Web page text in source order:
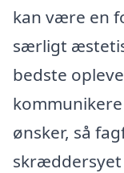
kan være en
særligt
bedste
ønsker, så